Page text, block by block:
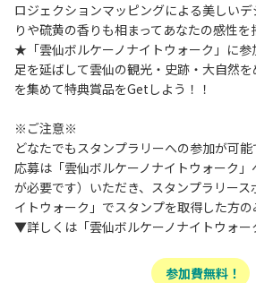
ロジェクションマッピングによる美しい
りや硫黄の香りも相まってあなたの感性を
★「雲仙ボルケーノナイトウォーク」に
足を延ばして雲仙の観光・史跡・大自然
を集めて特典賞品をGetしよう！！
※ご注意※
どなたでもスタンプラリーへの参加が可
応募は「雲仙ボルケーノナイトウォーク
が必要です）いただき、スタンプラリース
イトウォーク」でスタンプを取得した方の
▼詳しくは「雲仙ボルケーノナイトウォー
参加費無料！